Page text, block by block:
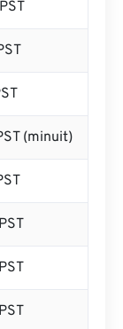
(minuit)